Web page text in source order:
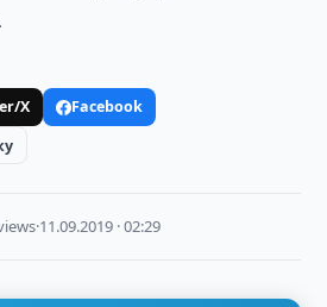
X
Facebook
·11.09.2019 · 02:29